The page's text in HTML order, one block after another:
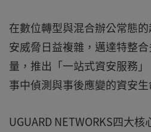
在數位轉型與混合辦公常態
安威脅日益複雜，邁達特整
量，推出「一站式資安服務
事中偵測與事後應變的資安
UGUARD NETWORKS四大